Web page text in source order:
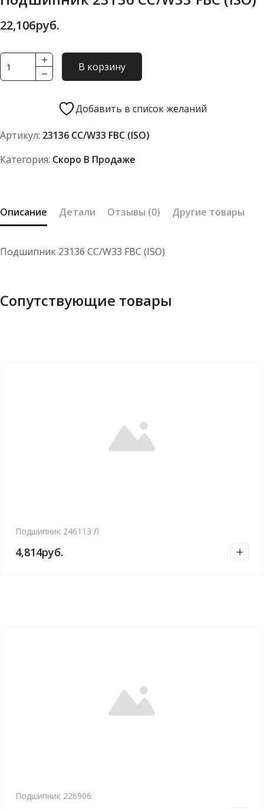
22,106руб.
Количество
товара
FBC
В корзину
Добавить в список желаний
Артикул: 23136 CC/W33 FBC (ISO)
Категория: Скоро В Продаже
Описание Детали Отзывы (0) Другие товары
Подшипник 23136 CC/W33 FBC (ISO)
Сопутствующие товары
Подшипник 246113 Л
4,814руб.
Подшипник 226906